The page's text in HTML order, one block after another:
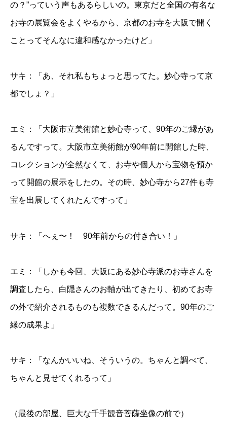
の？”っていう声もあるらしいの。東京だと全国の有名な
お寺の展覧会をよくやるから、京都のお寺を大阪で開く
ことってそんなに違和感なかったけど」
サキ：「あ、それ私もちょっと思ってた。妙心寺って京
都でしょ？」
エミ：「大阪市立美術館と妙心寺って、90年のご縁があ
るんですって。大阪市立美術館が90年前に開館した時、
コレクションが全然なくて、お寺や個人から宝物を預か
って開館の展示をしたの。その時、妙心寺から27件も寺
宝を出展してくれたんですって」
サキ：「へぇ〜！ 90年前からの付き合い！」
エミ：「しかも今回、大阪にある妙心寺派のお寺さんを
調査したら、白隠さんのお軸が出てきたり、初めてお寺
の外で紹介されるものも複数できるんだって。90年のご
縁の成果よ」
サキ：「なんかいいね、そういうの。ちゃんと調べて、
ちゃんと見せてくれるって」
（最後の部屋、巨大な千手観音菩薩坐像の前で）